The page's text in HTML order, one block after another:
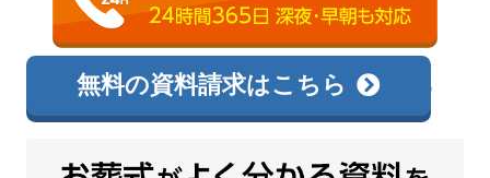
相談無料 0120-138-726
無料の資料請求はこちら